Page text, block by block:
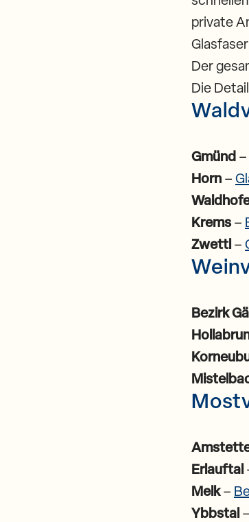
private
Der
Die
Gmünd –
Horn –
Krems–
Zwettl–
Bezirk
Erlauftal
Melk–
Ybbstal–